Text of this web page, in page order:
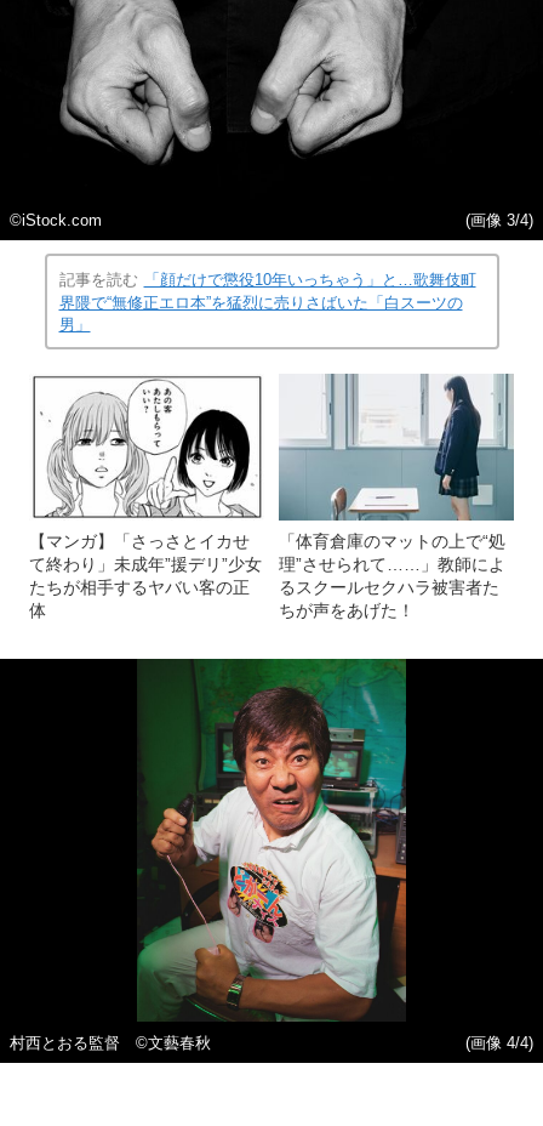
©iStock.com (画像 3/4)
記事を読む
「顔だけで懲役10年いっちゃう」と…歌舞伎町
界隈で“無修正エロ本”を猛烈に売りさばいた「白スーツの
男」
【マンガ】「さっさとイカせ
て終わり」未成年”援デリ”少女
たちが相手するヤバい客の正
体
「体育倉庫のマットの上で“処
理”させられて……」教師によ
るスクールセクハラ被害者た
ちが声をあげた！
村西とおる監督 ©文藝春秋 (画像 4/4)